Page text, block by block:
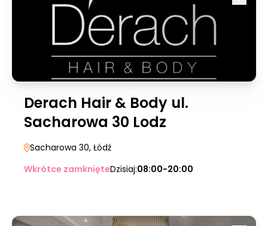
Derach Hair & Body ul.
Sacharowa 30 Lodz
Sacharowa 30, Łódź
Wkrótce zamknięteDzisiaj:08:00-20:00